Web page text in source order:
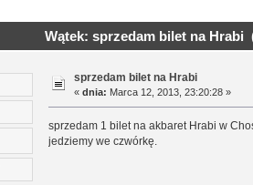
Wątek: sprzedam bilet na Hrabi
sprzedam bilet na Hrabi
« dnia: Marca 12, 2013, 23:20:28 »
sprzedam 1 bilet na akbaret Hrabi w
jedziemy we czwórkę.